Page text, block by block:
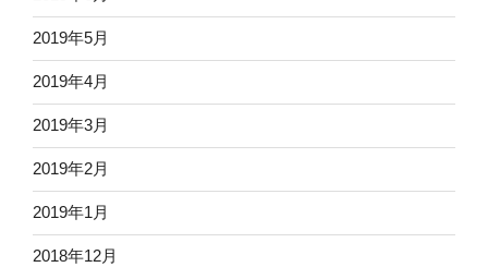
2019年5月
2019年4月
2019年3月
2019年2月
2019年1月
2018年12月